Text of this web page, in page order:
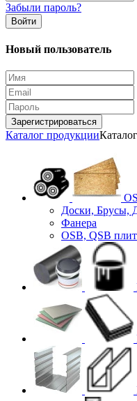
Забыли пароль?
Войти
Новый пользователь
Зарегистрироваться
Каталог продукции
Доски, Брусы,
Фанера
OSB, QSB